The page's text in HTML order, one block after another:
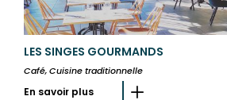
LES SINGES GOURMANDS
Café, Cuisine traditionnelle
En savoir plus